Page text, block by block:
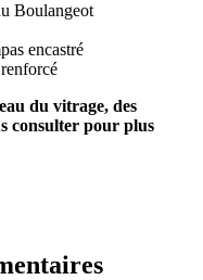
Boulangeot
encastré
du vitrage, des
consulter pour plus